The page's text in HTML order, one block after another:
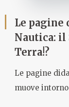
Le pagine
Nautica:
Terra!?
Le pagine
muove